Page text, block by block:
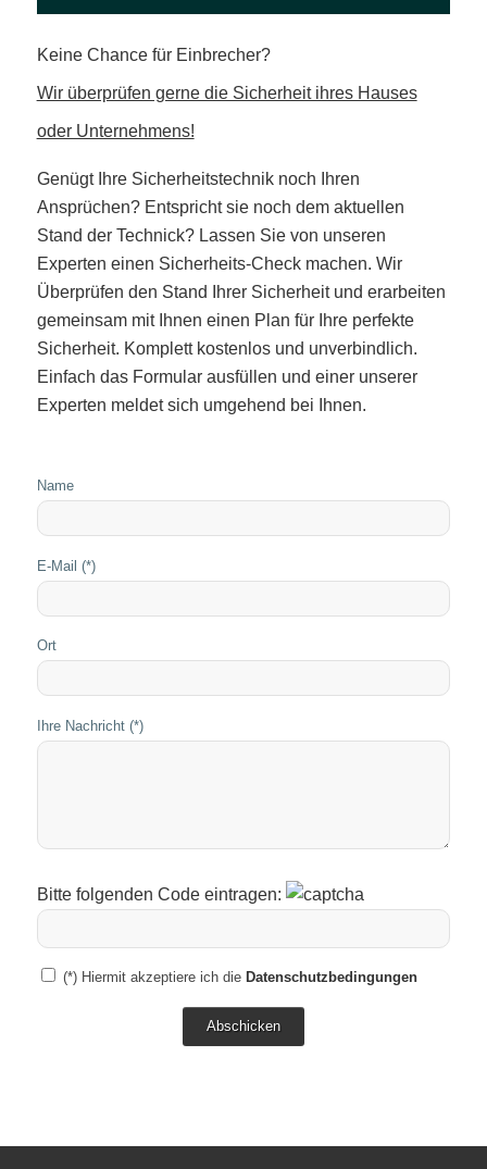
Keine Chance für Einbrecher?
Wir überprüfen gerne die Sicherheit ihres Hauses
oder Unternehmens!
Genügt Ihre Sicherheitstechnik noch Ihren
Ansprüchen? Entspricht sie noch dem aktuellen
Stand der Technick? Lassen Sie von unseren
Experten einen Sicherheits-Check machen. Wir
Überprüfen den Stand Ihrer Sicherheit und erarbeiten
gemeinsam mit Ihnen einen Plan für Ihre perfekte
Sicherheit. Komplett kostenlos und unverbindlich.
Einfach das Formular ausfüllen und einer unserer
Experten meldet sich umgehend bei Ihnen.
Name
E-Mail (*)
Ort
Ihre Nachricht (*)
Bitte folgenden Code eintragen:
(*) Hiermit akzeptiere ich die Datenschutzbedingungen